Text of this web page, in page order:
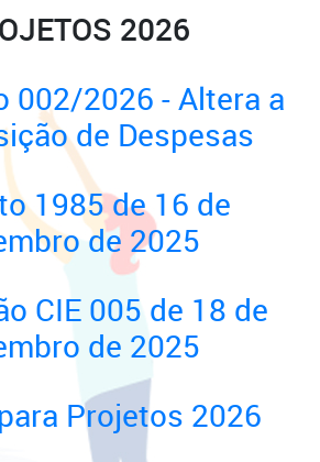
2026
002/2026 - Altera a
de Despesas
1985 de 16 de
de 2025
CIE 005 de 18 de
de 2025
Projetos 2026